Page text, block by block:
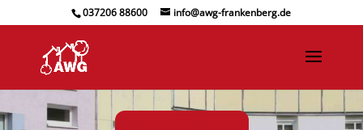
037206 88600 info@awg-frankenberg.de